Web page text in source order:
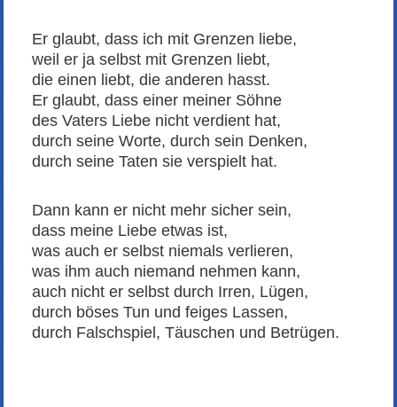
Er glaubt, dass ich mit Grenzen liebe,
weil er ja selbst mit Grenzen liebt,
die einen liebt, die anderen hasst.
Er glaubt, dass einer meiner Söhne
des Vaters Liebe nicht verdient hat,
durch seine Worte, durch sein Denken,
durch seine Taten sie verspielt hat.
Dann kann er nicht mehr sicher sein,
dass meine Liebe etwas ist,
was auch er selbst niemals verlieren,
was ihm auch niemand nehmen kann,
auch nicht er selbst durch Irren, Lügen,
durch böses Tun und feiges Lassen,
durch Falschspiel, Täuschen und Betrügen.